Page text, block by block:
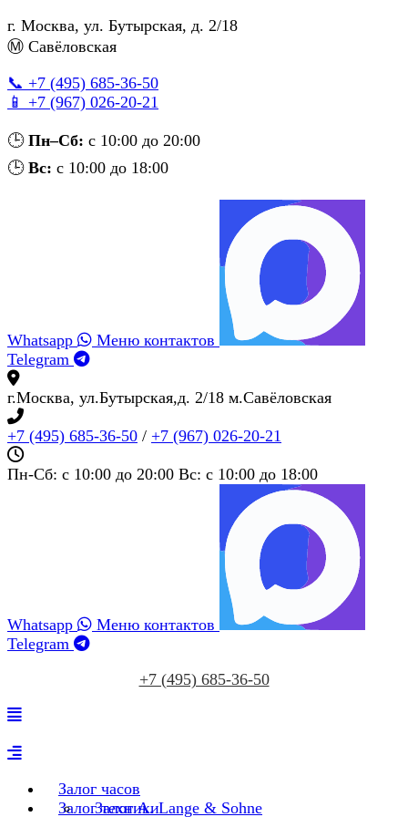
г. Москва, ул. Бутырская, д. 2/18
Ⓜ Савёловская
📞 +7 (495) 685‑36‑50
📱 +7 (967) 026‑20‑21
🕒 Пн–Сб: с 10:00 до 20:00
🕒 Вс: с 10:00 до 18:00
Whatsapp
Меню контактов
Telegram
г.Москва, ул.Бутырская,д. 2/18 м.Савёловская
+7 (495) 685‑36‑50 / +7 (967) 026‑20‑21
Пн-Сб: c 10:00 до 20:00 Вс: c 10:00 до 18:00
Whatsapp
Меню контактов
Telegram
+7 (495) 685‑36‑50
Залог часов
Залог A. Lange & Sohne
Залог техники